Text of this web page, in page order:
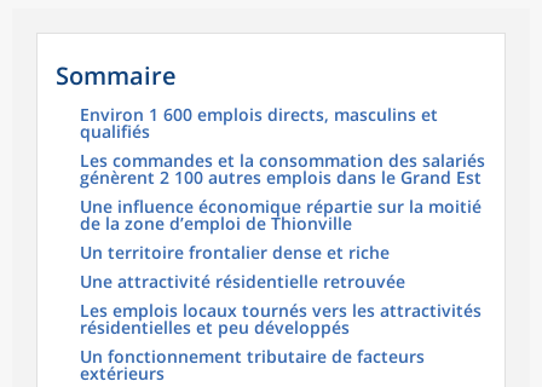
Sommaire
Environ 1 600 emplois directs, masculins et
qualifiés
Les commandes et la consommation des salariés
génèrent 2 100 autres emplois dans le Grand Est
Une influence économique répartie sur la moitié
de la zone d’emploi de Thionville
Un territoire frontalier dense et riche
Une attractivité résidentielle retrouvée
Les emplois locaux tournés vers les attractivités
résidentielles et peu développés
Un fonctionnement tributaire de facteurs
extérieurs